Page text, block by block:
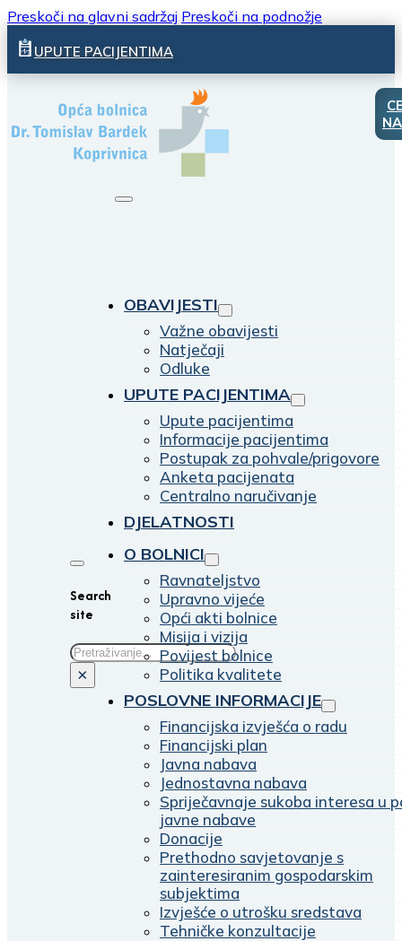
Preskoči na glavni sadržaj Preskoči na podnožje
UPUTE PACIJENTIMA
Search
site
Traži
×
OBAVIJESTI
Važne obavijesti
Natječaji
Odluke
UPUTE PACIJENTIMA
Upute pacijentima
Informacije pacijentima
Postupak za pohvale/prigovore
Anketa pacijenata
Centralno naručivanje
DJELATNOSTI
O BOLNICI
Ravnateljstvo
Upravno vijeće
Opći akti bolnice
Misija i vizija
Povijest bolnice
Politika kvalitete
POSLOVNE INFORMACIJE
Financijska izvješća o radu
Financijski plan
Javna nabava
Jednostavna nabava
Spriječavnaje sukoba interesa u
javne nabave
Donacije
Prethodno savjetovanje s
zainteresiranim gospodarskim
subjektima
Izvješće o utrošku sredstava
Tehničke konzultacije